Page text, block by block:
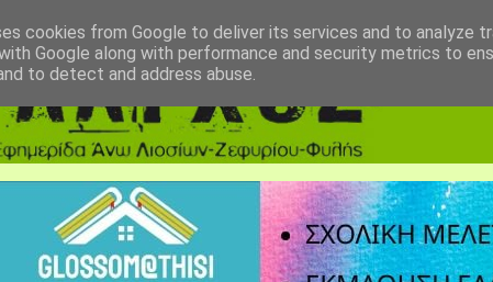
cookies from Google to deliver its services and to analyze
Google along with performance and security metrics to
to detect and address abuse.